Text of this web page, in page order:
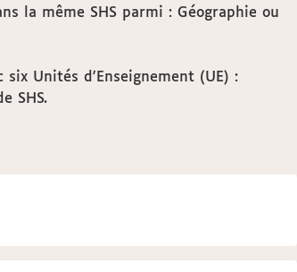
la même SHS parmi : Géographie ou
Unités d'Enseignement (UE) :
SHS.